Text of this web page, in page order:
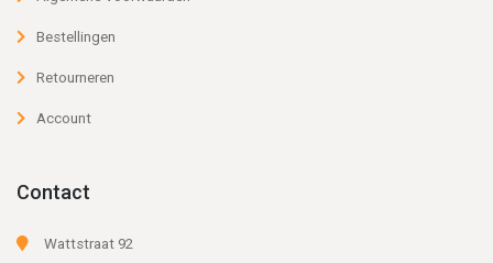
Bestellingen
Retourneren
Account
Contact
Wattstraat 92